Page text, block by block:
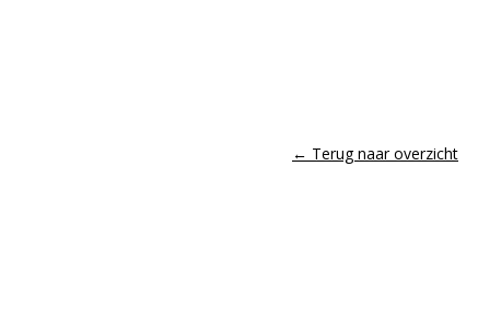
← Terug naar overzicht